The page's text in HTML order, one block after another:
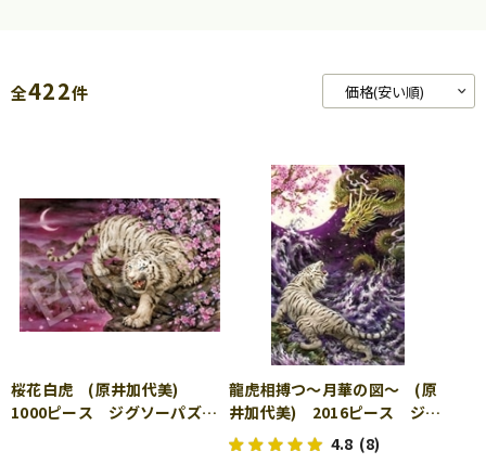
全422件
桜花白虎 (原井加代美)
1000ピース ジグソーパズ
龍虎相搏つ～月華の図～ (原
井加代美) 2016ピース ジグ
ソーパズル EPO-23-087
4.8 (8)